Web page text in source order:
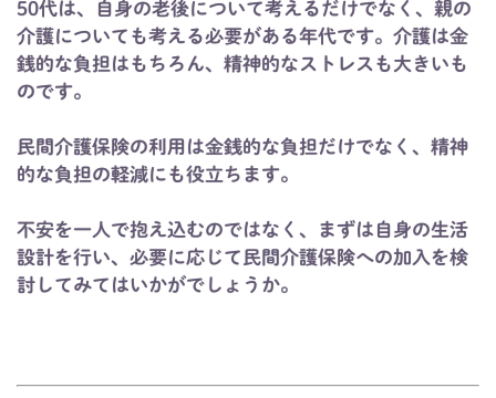
50代は、自身の老後について考えるだけでなく、親の
介護についても考える必要がある年代です。介護は金
銭的な負担はもちろん、精神的なストレスも大きいも
のです。
民間介護保険の利用は金銭的な負担だけでなく、精神
的な負担の軽減にも役立ちます。
不安を一人で抱え込むのではなく、まずは自身の生活
設計を行い、必要に応じて民間介護保険への加入を検
討してみてはいかがでしょうか。